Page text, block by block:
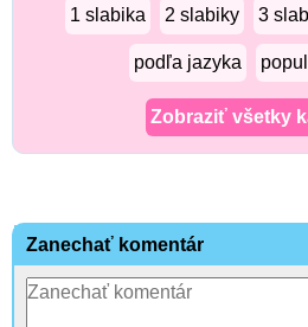
1 slabika 2 slabiky 3
podľa jazyka
Zobraziť všetky
Zanechať komentár